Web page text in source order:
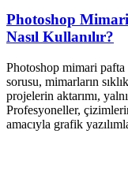
Photoshop
Nasıl Kullanılır?
Photoshop mimari pafta
sorusu, mimarların
projelerin aktarımı,
Profesyoneller,
amacıyla grafik